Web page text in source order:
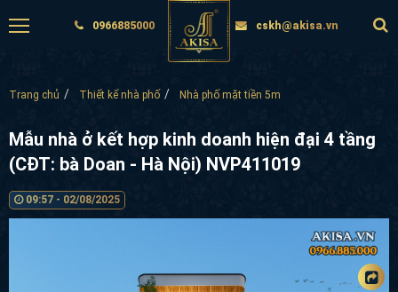
0966885000 cskh@akisa.vn
Trang chủ Thiết kế nhà phố Nhà phố mặt tiền 5m
Mẫu nhà ở kết hợp kinh doanh hiện đại 4
tầng (CĐT: bà Doan - Hà Nội) NVP411019
09:57 - 02/08/2025